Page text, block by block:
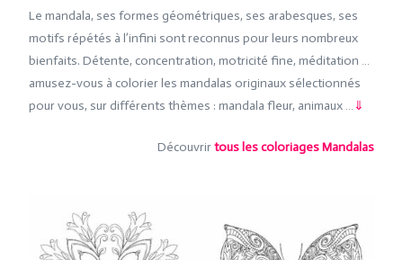
Le mandala, ses formes géométriques, ses arabesques, ses
motifs répétés à l’infini sont reconnus pour leurs nombreux
bienfaits. Détente, concentration, motricité fine, méditation …
amusez-vous à colorier les mandalas originaux sélectionnés
pour vous, sur différents thèmes : mandala fleur, animaux … ⇓
Découvrirtous les coloriages Mandalas